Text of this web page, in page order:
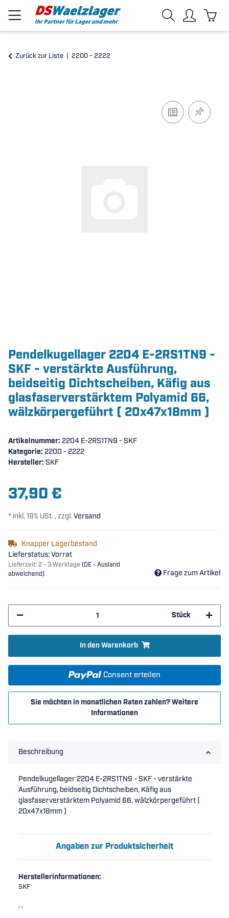
Zurück zur Liste 2200 - 2222
Pendelkugellager 2204 E-2RS1TN9 -
SKF - verstärkte Ausführung,
beidseitig Dichtscheiben, Käfig aus
glasfaserverstärktem Polyamid 66,
wälzkörpergeführt ( 20x47x18mm )
Artikelnummer: 2204 E-2RS1TN9 - SKF
Kategorie: 2200 - 2222
Hersteller: SKF
37,90 €
* inkl. 19% USt. , zzgl.Versand
Knapper Lagerbestand
Lieferstatus: Vorrat
Lieferzeit: 2 - 3 Werktage (DE - Ausland
abweichend)
Frage zum Artikel
Stück
In den Warenkorb
Consent erteilen
Sie möchten in monatlichen Raten zahlen?Weitere
Informationen
Beschreibung
Pendelkugellager 2204 E-2RS1TN9 - SKF - verstärkte
Ausführung, beidseitig Dichtscheiben, Käfig aus
glasfaserverstärktem Polyamid 66, wälzkörpergeführt (
20x47x18mm )
Angaben zur Produktsicherheit
Herstellerinformationen:
SKF
, ,